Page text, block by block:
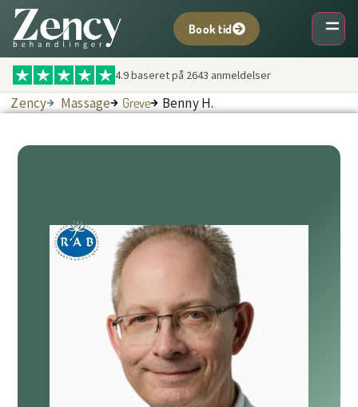
Book tid
4.9 baseret på 2643 anmeldelser
Zency Massage Greve Benny H.